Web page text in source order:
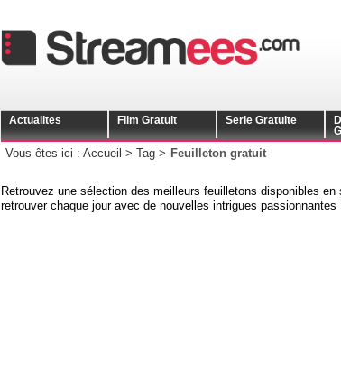
Actualites Film Gratuit Serie Gratuite
Vous êtes ici : Accueil > Tag > Feuilleton gratuit
Retrouvez une sélection des meilleurs feuilletons disponibles
retrouver chaque jour avec de nouvelles intrigues passionnantes